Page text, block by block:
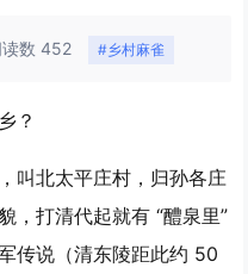
读数 452 #乡村麻雀
？
叫北太平庄村，归孙各庄
，打清代起就有 “醴泉里”
传说（清东陵距此约 50